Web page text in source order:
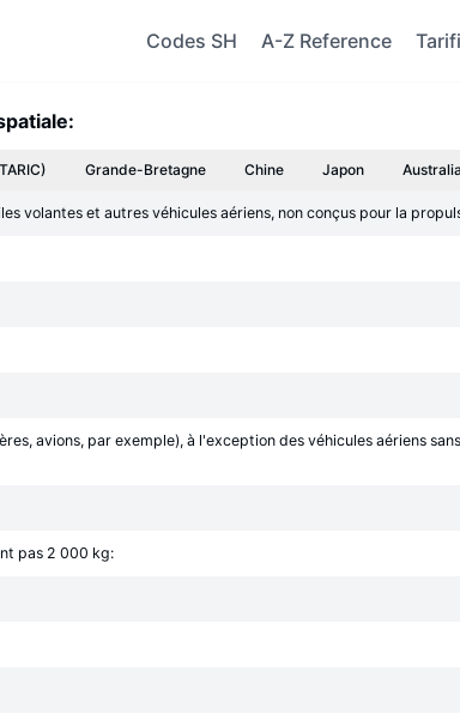
Codes SH A-Z Reference
Grande-Bretagne Chine Japon Australia
volantes et autres véhicules aériens, non conçus pour la
avions, par exemple), à l'exception des véhicules aériens
pas 2 000 kg: